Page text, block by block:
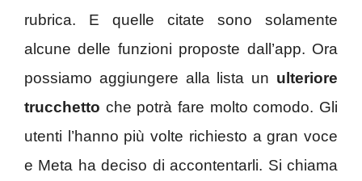
rubrica. E quelle citate sono solamente
alcune delle funzioni proposte dall’app. Ora
possiamo aggiungere alla lista un ulteriore
trucchetto che potrà fare molto comodo. Gli
utenti l’hanno più volte richiesto a gran voce
e Meta ha deciso di accontentarli. Si chiama